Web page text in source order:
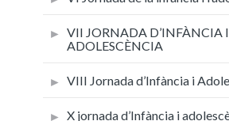
VII JORNADA D’INFÀNCIA I
ADOLESCÈNCIA
VIII Jornada d’Infància i
X jornada d’Infància i